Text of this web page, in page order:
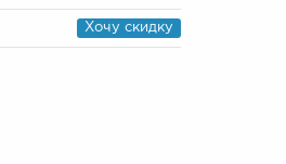
Хочу скидку